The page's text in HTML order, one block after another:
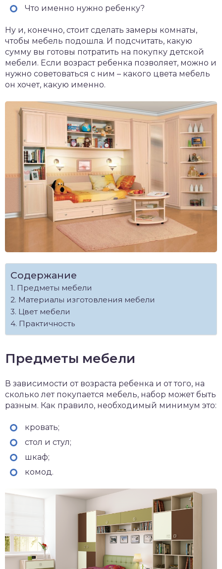
Что именно нужно ребенку?
Ну и, конечно, стоит сделать замеры комнаты,
чтобы мебель подошла. И подсчитать, какую
сумму вы готовы потратить на покупку детской
мебели. Если возраст ребенка позволяет, можно и
нужно советоваться с ним – какого цвета мебель
он хочет, какую именно.
Содержание
Предметы мебели
Материалы изготовления мебели
Цвет мебели
Практичность
Предметы мебели
В зависимости от возраста ребенка и от того, на
сколько лет покупается мебель, набор может быть
разным. Как правило, необходимый минимум это:
кровать;
стол и стул;
шкаф;
комод.